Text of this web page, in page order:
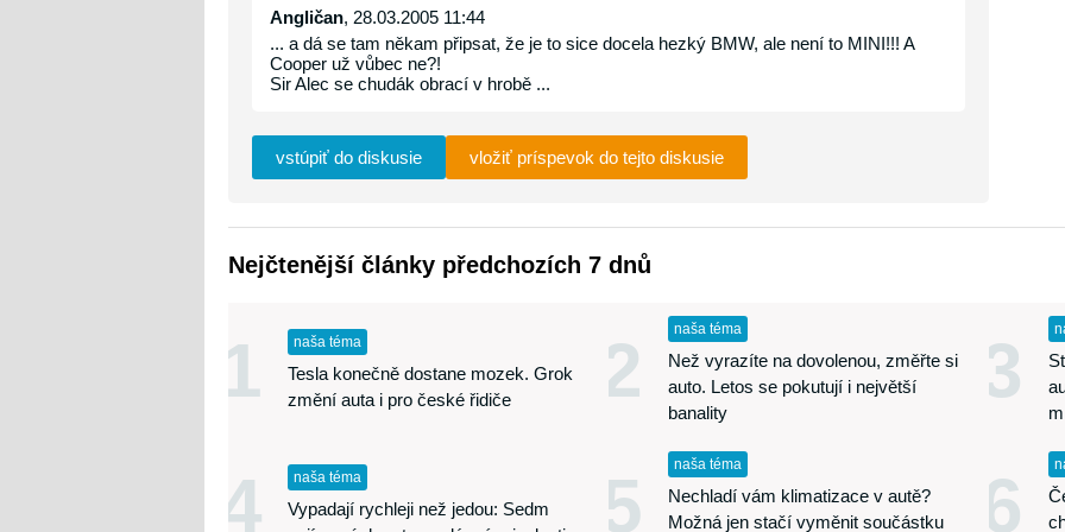
Angličan, 28.03.2005 11:44
... a dá se tam někam připsat, že je to sice docela hezký BMW, ale není to MINI!!! A
Cooper už vůbec ne?!
Sir Alec se chudák obrací v hrobě ...
vstúpiť do diskusie vložiť príspevok do tejto diskusie
Nejčtenější články předchozích 7 dnů
1 naša téma
Tesla konečně dostane mozek. Grok
změní auta i pro české řidiče
2 naša téma
Než vyrazíte na dovolenou, změřte si
auto. Letos se pokutují i největší
banality
3
4 naša téma
Vypadají rychleji než jedou: Sedm
5 naša téma
Nechladí vám klimatizace v autě?
Možná jen stačí vyměnit součástku
6